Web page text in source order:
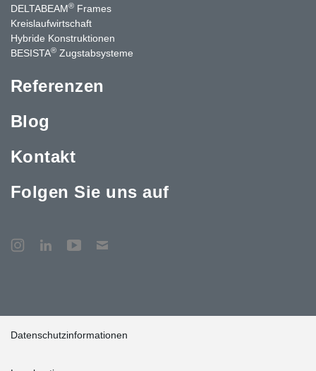
DELTABEAM® Frames
Kreislaufwirtschaft
Hybride Konstruktionen
BESISTA® Zugstabsysteme
Referenzen
Blog
Kontakt
Folgen Sie uns auf
Datenschutzinformationen